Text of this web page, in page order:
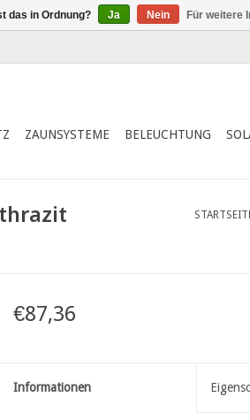
ZAUNSYSTEME BELEUCHTUNG
€87,36
Informationen
das in Ordnung? Ja Nein Für weitere